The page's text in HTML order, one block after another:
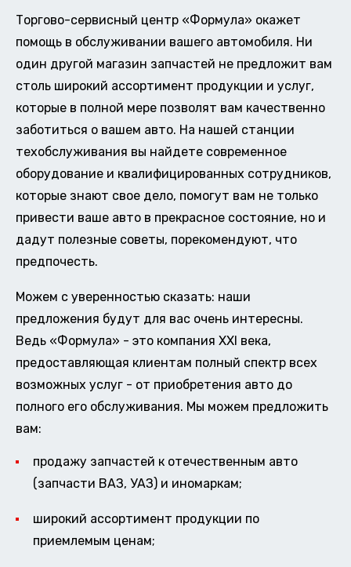
Торгово-сервисный центр «Формула» окажет
помощь в обслуживании вашего автомобиля. Ни
один другой магазин запчастей не предложит вам
столь широкий ассортимент продукции и услуг,
которые в полной мере позволят вам качественно
заботиться о вашем авто. На нашей станции
техобслуживания вы найдете современное
оборудование и квалифицированных сотрудников,
которые знают свое дело, помогут вам не только
привести ваше авто в прекрасное состояние, но и
дадут полезные советы, порекомендуют, что
предпочесть.
Можем с уверенностью сказать: наши
предложения будут для вас очень интересны.
Ведь «Формула» - это компания XXI века,
предоставляющая клиентам полный спектр всех
возможных услуг - от приобретения авто до
полного его обслуживания. Мы можем предложить
вам:
продажу запчастей к отечественным авто
(запчасти ВАЗ, УАЗ) и иномаркам;
широкий ассортимент продукции по
приемлемым ценам;